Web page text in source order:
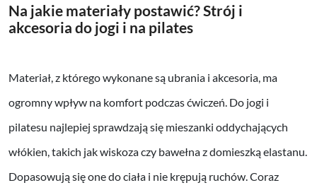
Na jakie materiały postawić? Strój i
akcesoria do jogi i na pilates
Materiał, z którego wykonane są ubrania i akcesoria, ma
ogromny wpływ na komfort podczas ćwiczeń. Do jogi i
pilatesu najlepiej sprawdzają się mieszanki oddychających
włókien, takich jak wiskoza czy bawełna z domieszką elastanu.
Dopasowują się one do ciała i nie krępują ruchów. Coraz